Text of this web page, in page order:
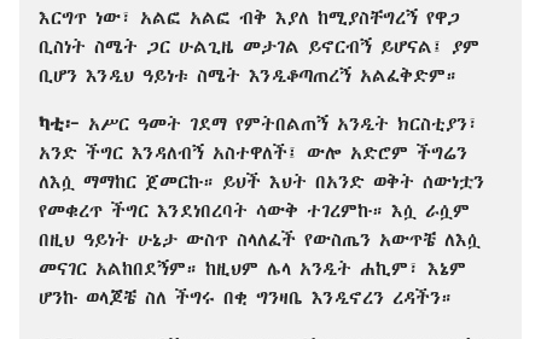
እርግጥ ነው፣ አልፎ አልፎ ብቅ እያለ ከሚያስቸግረኝ የዋጋ
ቢስነት ስሜት ጋር ሁልጊዜ መታገል ይኖርብኝ ይሆናል፤ ያም
ቢሆን እንዲህ ዓይነቱ ስሜት እንዲቆጣጠረኝ አልፈቅድም።
ካቲ፦ አሥር ዓመት ገደማ የምትበልጠኝ አንዲት ክርስቲያን፣
አንድ ችግር እንዳለብኝ አስተዋለች፤ ውሎ አድሮም ችግሬን
ለእሷ ማማከር ጀመርኩ። ይህች እህት በአንድ ወቅት ሰውነቷን
የመቁረጥ ችግር እንደነበረባት ሳውቅ ተገረምኩ። እሷ ራሷም
በዚህ ዓይነት ሁኔታ ውስጥ ስላለፈች የውስጤን አውጥቼ ለእሷ
መናገር አልከበደኝም። ከዚህም ሌላ አንዲት ሐኪም፣ እኔም
ሆንኩ ወላጆቼ ስለ ችግሩ በቂ ግንዛቤ እንዲኖረን ረዳችን።